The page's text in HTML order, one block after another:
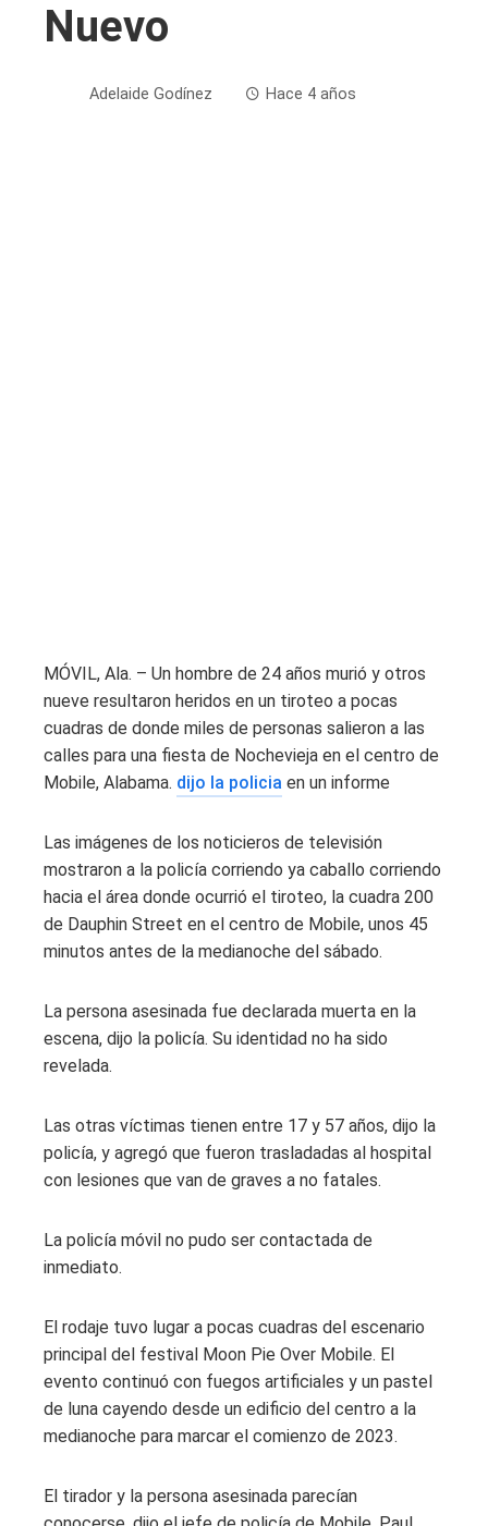
Nuevo
Adelaide Godínez Hace 4 años
MÓVIL, Ala. – Un hombre de 24 años murió y otros
nueve resultaron heridos en un tiroteo a pocas
cuadras de donde miles de personas salieron a las
calles para una fiesta de Nochevieja en el centro de
Mobile, Alabama. dijo la policia en un informe
Las imágenes de los noticieros de televisión
mostraron a la policía corriendo ya caballo corriendo
hacia el área donde ocurrió el tiroteo, la cuadra 200
de Dauphin Street en el centro de Mobile, unos 45
minutos antes de la medianoche del sábado.
La persona asesinada fue declarada muerta en la
escena, dijo la policía. Su identidad no ha sido
revelada.
Las otras víctimas tienen entre 17 y 57 años, dijo la
policía, y agregó que fueron trasladadas al hospital
con lesiones que van de graves a no fatales.
La policía móvil no pudo ser contactada de
inmediato.
El rodaje tuvo lugar a pocas cuadras del escenario
principal del festival Moon Pie Over Mobile. El
evento continuó con fuegos artificiales y un pastel
de luna cayendo desde un edificio del centro a la
medianoche para marcar el comienzo de 2023.
El tirador y la persona asesinada parecían